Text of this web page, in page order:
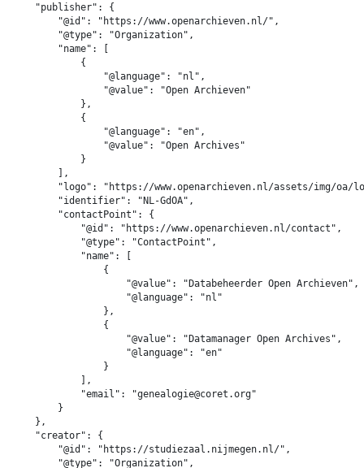
    "publisher": {
        "@id": "https://www.openarchieven.nl/",
        "@type": "Organization",
        "name": [
            {
                "@language": "nl",
                "@value": "Open Archieven"
            },
            {
                "@language": "en",
                "@value": "Open Archives"
            }
        ],
"logo": "https://www.openarchieven.nl/assets/img/oa/
        "identifier": "NL-GdOA",
        "contactPoint": {
            "@id": "https://www.openarchieven.nl/contact",
            "@type": "ContactPoint",
            "name": [
                {
                    "@value": "Databeheerder Open Archieven",
                    "@language": "nl"
                },
                {
                    "@value": "Datamanager Open Archives",
                    "@language": "en"
                }
            ],
            "email": "genealogie@coret.org"
        }
    },
    "creator": {
        "@id": "https://studiezaal.nijmegen.nl/",
        "@type": "Organization",